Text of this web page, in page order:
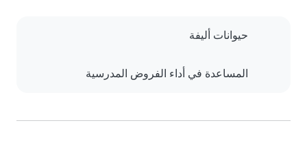
حيوانات أليفة
المساعدة في أداء الفروض المدرسية